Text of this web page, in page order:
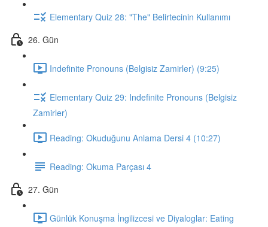
Elementary Quiz 28: "The" Belirtecinin Kullanımı
26. Gün
Indefinite Pronouns (Belgisiz Zamirler) (9:25)
Elementary Quiz 29: Indefinite Pronouns (Belgisiz
Zamirler)
Reading: Okuduğunu Anlama Dersi 4 (10:27)
Reading: Okuma Parçası 4
27. Gün
Günlük Konuşma İngilizcesi ve Diyaloglar: Eating